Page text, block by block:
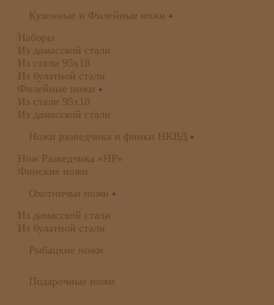
Кухонные и Филейные ножи +
Наборы
Из дамасской стали
Из стали 95х18
Из булатной стали
Филейные ножи +
Из стали 95х18
Из дамасской стали
Ножи разведчика и финки НКВД +
Нож Разведчика «НР»
Финские ножи
Охотничьи ножи +
Из дамасской стали
Из булатной стали
Рыбацкие ножи
Подарочные ножи